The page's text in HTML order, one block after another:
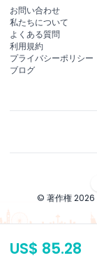
US$ 85.28
お問い合わせ
私たちについて
よくある質問
利用規約
プライバシーポリシー
ブログ
© 著作権 2026